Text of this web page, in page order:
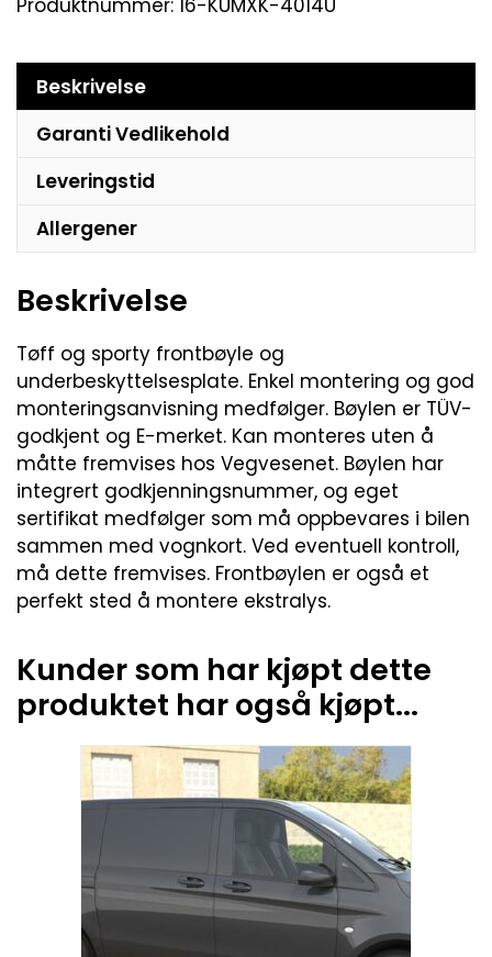
Produktnummer: 16-KUMXK-4014U
Beskrivelse
Garanti Vedlikehold
Leveringstid
Allergener
Beskrivelse
Tøff og sporty frontbøyle og
underbeskyttelsesplate. Enkel montering og god
monteringsanvisning medfølger. Bøylen er TÜV-
godkjent og E-merket. Kan monteres uten å
måtte fremvises hos Vegvesenet. Bøylen har
integrert godkjenningsnummer, og eget
sertifikat medfølger som må oppbevares i bilen
sammen med vognkort. Ved eventuell kontroll,
må dette fremvises. Frontbøylen er også et
perfekt sted å montere ekstralys.
Kunder som har kjøpt dette
produktet har også kjøpt...